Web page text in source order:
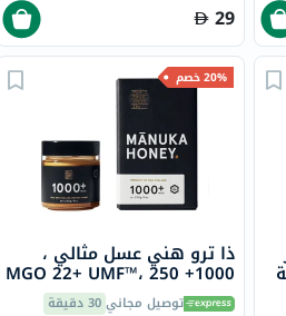
29
20% خصم
ذا ترو هني عسل مثالي ،
1000+ MGO 22+ UMF™، 250
جرام توصيل مجاني30 دقيقة